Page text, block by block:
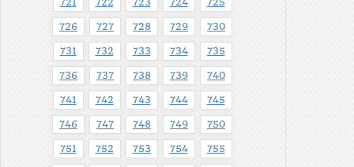
721 722 723 724 725
726 727 728 729 730
731 732 733 734 735
736 737 738 739 740
741 742 743 744 745
746 747 748 749 750
751 752 753 754 755